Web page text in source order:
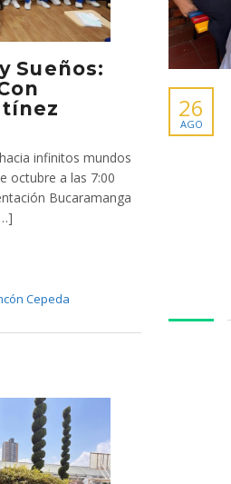
Sueños:
infinitos mundos
octubre a las 7:00
Bucaramanga
Cepeda
26
AGO